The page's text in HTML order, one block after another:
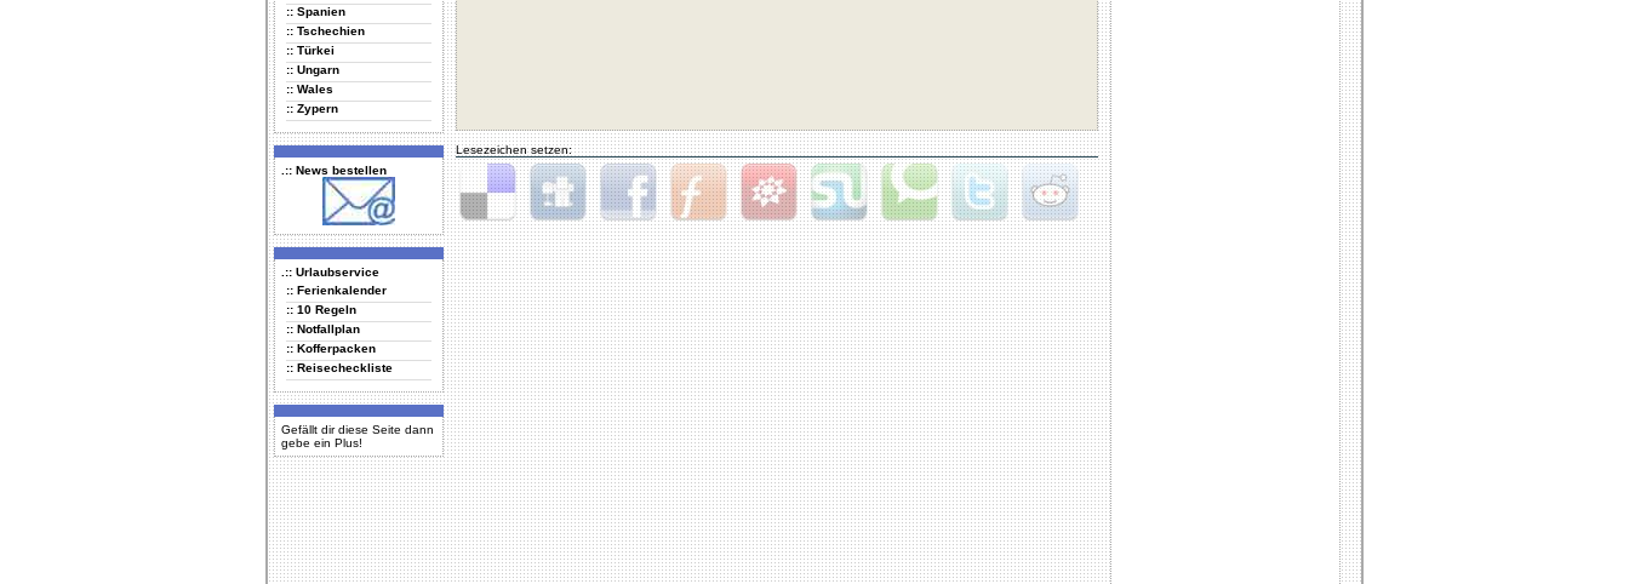
:: Spanien
:: Tschechien
:: Türkei
:: Ungarn
:: Wales
:: Zypern
.:: News bestellen
.:: Urlaubservice
:: Ferienkalender
:: 10 Regeln
:: Notfallplan
:: Kofferpacken
:: Reisecheckliste
Gefällt dir diese Seite dann
gebe ein Plus!
Lesezeichen setzen:
Delicious Digg Facebook Furl StudiVZ StumbleUponTechnorati Twitter Reddit